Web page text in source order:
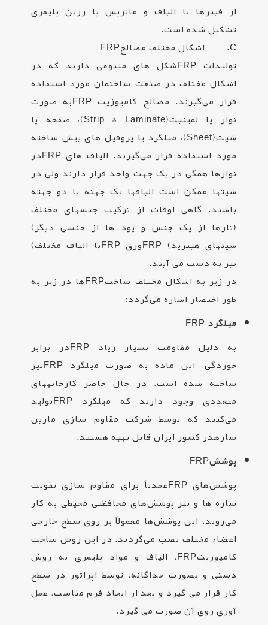
از فیبرها یا الیاف و ماتریس یا رزین پلیمری
تشکیل شده است.
C. اشکال مختلف مصالح
FRP
تولیدات FRPشکل های متنوعی دارند که در
اشکال مختلف در صنعت ساختمان مورد استفاده
قرار می‌گیرند. مصالح کامپوزیتFRPبه صورت
نوار یا لمینیت(Strip & Laminate)، صفحه یا
شیت(Sheet)، میلگرد یا پروفیل های پیش ساخته
مورد استفاده قرار می‌گیرند. الیاف های FRPدر
نوارها همگی در یک جهت واحد قرار دارند ولی در
شیتها ممکن است الیافها یک جهته یا دو جهته
باشند. گاهی اوقات از ترکیب جنسهای مختلف
(تارها از یک جنس و پود ها از جنسی دیگر)
شیتهای هیبریدFRP (ورقFRPبا الیاف مختلف)
نیز به دست می آیند.
در زیر به اشکال مختلف ساختFRPها در زیر به
طور اختصار اشاره می‌گردد:
میلگرد FRP
به دلیل مقاومت بسیار زیاد FRPدر برابر
خوردگی، این ماده به صورت میلگرد FRPنیز
ساخته شده است. در حال حاضر کارخانه­های
متعددی وجود دارند که میلگرد FRPتولید
می‌کنند که توسط شرکت مقاوم سازی مارین
سازهدر کشور ایران قابل تهیه هستند.
پوشش‌FRP
پوشش‌هایFRPعمدتاً برای مقاوم سازی تقویت
سازه ها و نیز پوشش‌های محافظتی محیطی به کار
می‌روند. این پوشش‌ها معمولاً بر روی سطح خارجی
اعضاء مختلف نصب می‌گردند. در این روش ساخت
کامپوزیتFRP، الیاف و مواد پلیمری به روش
دستی و بصورت جداگانه، توسط اپراتور در سطح
کار قرار می گیرد و بعد از ایجاد فرم مناسب، عمل
آوری روی آن صورت می گیرد.